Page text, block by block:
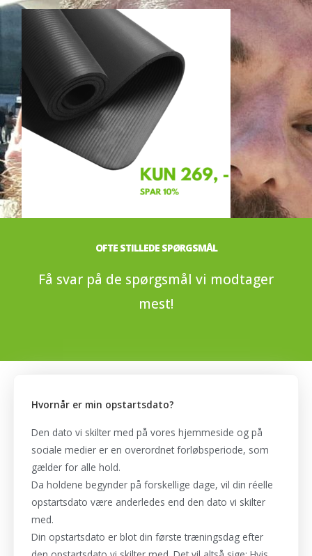
OFTE STILLEDE SPØRGSMÅL
Få svar på de spørgsmål vi modtager
mest!
Hvornår er min opstartsdato?
Den dato vi skilter med på vores hjemmeside og på
sociale medier er en overordnet forløbsperiode, som
gælder for alle hold.
Da holdene begynder på forskellige dage, vil din réelle
opstartsdato være anderledes end den dato vi skilter
med.
Din opstartsdato er blot din første træningsdag efter